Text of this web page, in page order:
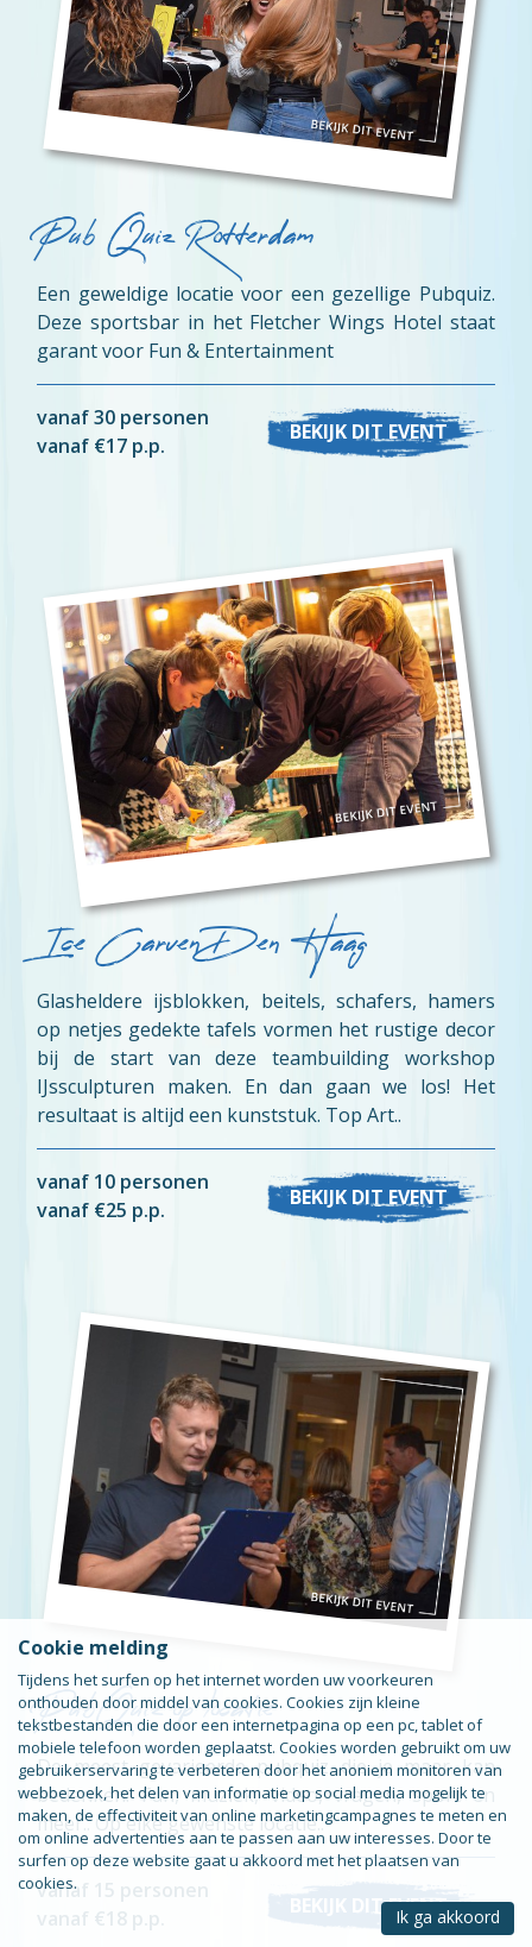
Pub Quiz Rotterdam
Een geweldige locatie voor een gezellige Pubquiz.
Deze sportsbar in het Fletcher Wings Hotel staat
garant voor Fun & Entertainment
vanaf 30 personen
vanaf €17 p.p.
BEKIJK DIT EVENT
Ice Carven Den Haag
Glasheldere ijsblokken, beitels, schafers, hamers
op netjes gedekte tafels vormen het rustige decor
bij de start van deze teambuilding workshop
IJssculpturen maken. En dan gaan we los! Het
resultaat is altijd een kunststuk. Top Art..
vanaf 10 personen
vanaf €25 p.p.
BEKIJK DIT EVENT
PubQuiz op locatie
De meest gevarieerde pubquiz die je maar kan
bedenken. Fun, muziek, video, vragen, sport en
meer.. Op elke gewenste locatie..
vanaf 15 personen
vanaf €18 p.p.
BEKIJK DIT EVENT
Cookie melding
Tijdens het surfen op het internet worden uw voorkeuren
onthouden door middel van cookies. Cookies zijn kleine
tekstbestanden die door een internetpagina op een pc, tablet of
mobiele telefoon worden geplaatst. Cookies worden gebruikt om uw
gebruikerservaring te verbeteren door het anoniem monitoren van
webbezoek, het delen van informatie op social media mogelijk te
maken, de effectiviteit van online marketingcampagnes te meten en
om online advertenties aan te passen aan uw interesses. Door te
surfen op deze website gaat u akkoord met het plaatsen van
cookies.
Ik ga akkoord